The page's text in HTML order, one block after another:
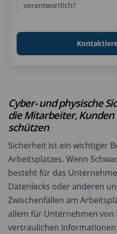
Cyber- und physische
die Mitarbeiter, Kunden
schützen
Sicherheit ist ein wichtiger
Arbeitsplatzes. Wenn
besteht für das
Datenlecks oder anderen
Zwischenfällen am
allem für Unternehmen von
vertraulichen
Tipps zur Sicherheit im Büro
verantwortlich?